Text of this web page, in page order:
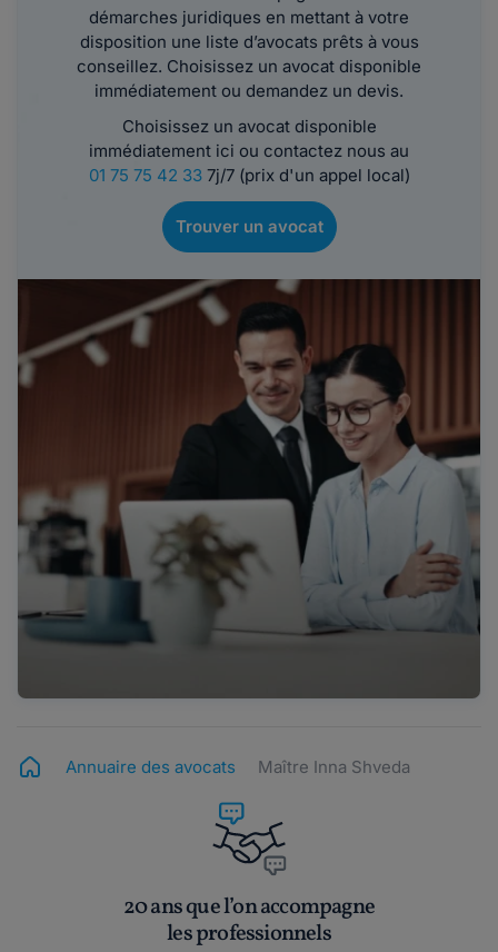
démarches juridiques en mettant à votre
disposition une liste d’avocats prêts à vous
conseillez. Choisissez un avocat disponible
immédiatement ou demandez un devis.
Choisissez un avocat disponible
immédiatement ici ou contactez nous au
01 75 75 42 337j/7 (prix d'un appel local)
Trouver un avocat
Annuaire des avocats Maître Inna Shveda
20 ans que l’on accompagne
les professionnels